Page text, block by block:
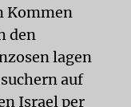
Kommen
den
lagen
auf
Israel per